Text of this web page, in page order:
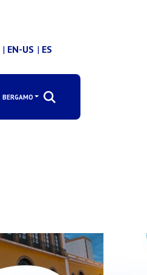
| EN-US | ES
BERGAMO